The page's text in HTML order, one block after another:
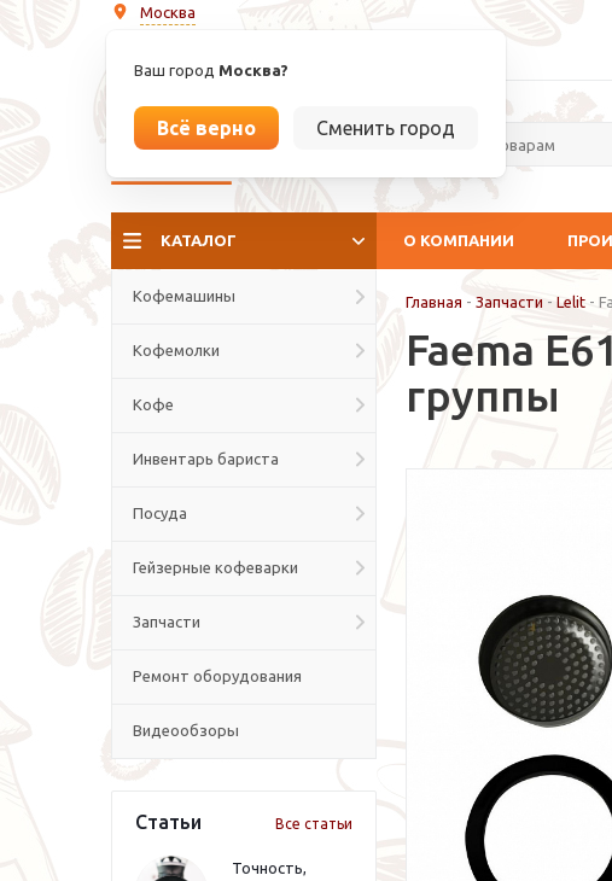
Москва
Ваш город Москва?
Всё верно Сменить город
La culture del caffé
КАТАЛОГ О КОМПАНИИ
Кофемашины
Кофемолки
Кофе
Инвентарь бариста
Посуда
Гейзерные кофеварки
Запчасти
Ремонт оборудования
Видеообзоры
Статьи Все статьи
Точность,
Главная - Запчасти - Lelit -
Faema
группы